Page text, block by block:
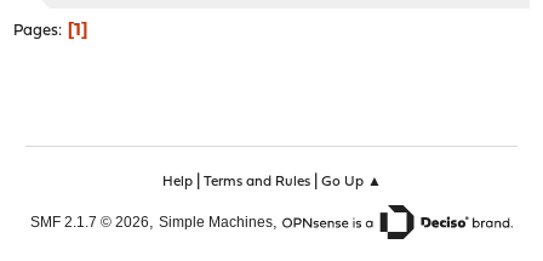
Pages 1
Help| Terms and Rules| Go Up ▲
SMF 2.1.7 © 2026, Simple Machines,